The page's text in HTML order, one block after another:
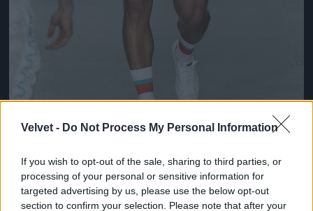
Velvet - Do Not Process My Personal Information
If you wish to opt-out of the sale, sharing to third parties, or
processing of your personal or sensitive information for
targeted advertising by us, please use the below opt-out
section to confirm your selection. Please note that after your
Ez lesz a menő a következő nyári szezonban a
londoni divathét szerint
Fotó: Victor VIRGILE / Europress / Getty